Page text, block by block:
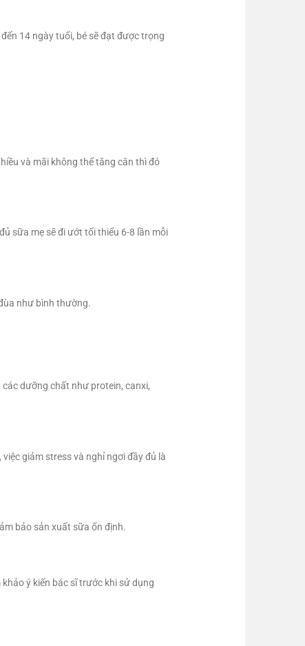
14 ngày tuổi, bé sẽ đạt được trọng
và mãi không thể tăng cân thì đó
sữa mẹ sẽ đi ướt tối thiểu 6-8 lần mỗi
như bình thường.
dưỡng chất như protein, canxi,
giảm stress và nghỉ ngơi đầy đủ là
bảo sản xuất sữa ổn định.
ý kiến bác sĩ trước khi sử dụng